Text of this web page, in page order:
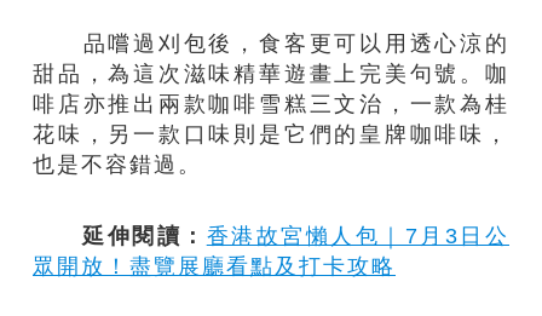
品嚐過刈包後，食客更可以用透心涼的
甜品，為這次滋味精華遊畫上完美句號。咖
啡店亦推出兩款咖啡雪糕三文治，一款為桂
花味，另一款口味則是它們的皇牌咖啡味，
也是不容錯過。
延伸閱讀： 香港故宮懶人包｜7月3日公
眾開放！盡覽展廳看點及打卡攻略